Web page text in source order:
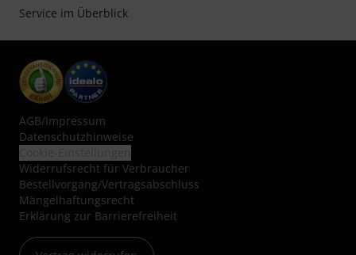
Service im Überblick
AGB/Impressum
Datenschutzhinweise
Widerrufsrecht für Verbraucher
Bestellvorgang/Vertragsabschluss
Mängelhaftungsrecht
Erklärung zur Barrierefreiheit